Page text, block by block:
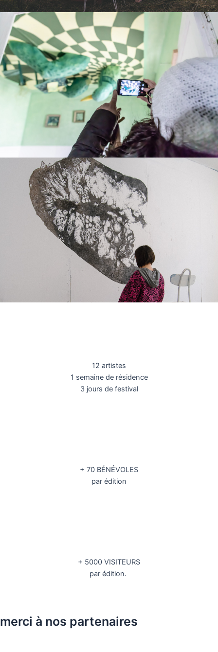
12 artistes
1 semaine de résidence
3 jours de festival
+ 70 BÉNÉVOLES
par édition
+ 5000 VISITEURS
par édition.
merci à nos partenaires